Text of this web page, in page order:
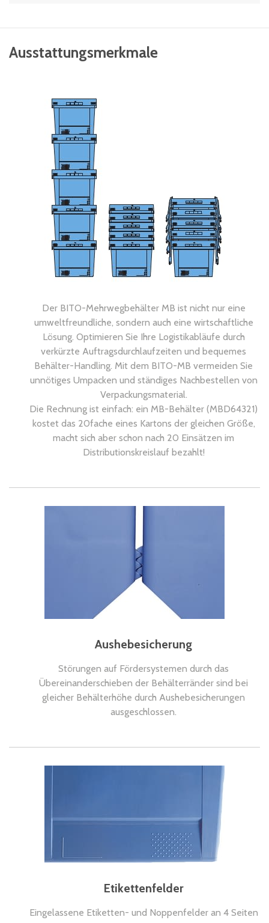
Ausstattungsmerkmale
Der BITO-Mehrwegbehälter MB ist nicht nur eine
umweltfreundliche, sondern auch eine wirtschaftliche
Lösung. Optimieren Sie Ihre Logistikabläufe durch
verkürzte Auftragsdurchlaufzeiten und bequemes
Behälter-Handling. Mit dem BITO-MB vermeiden Sie
unnötiges Umpacken und ständiges Nachbestellen von
Verpackungsmaterial.
Die Rechnung ist einfach: ein MB-Behälter (MBD64321)
kostet das 20fache eines Kartons der gleichen Größe,
macht sich aber schon nach 20 Einsätzen im
Distributionskreislauf bezahlt!
Aushebesicherung
Störungen auf Fördersystemen durch das
Übereinanderschieben der Behälterränder sind bei
gleicher Behälterhöhe durch Aushebesicherungen
ausgeschlossen.
Etikettenfelder
Eingelassene Etiketten- und Noppenfelder an 4 Seiten